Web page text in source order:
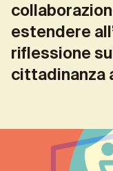
estendere
riflessione
cittadinanza